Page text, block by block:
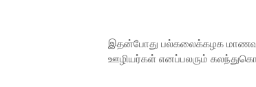
இதன்போது பல்கலைக்கழக
ஊழியர்கள் எனப்பலரும்